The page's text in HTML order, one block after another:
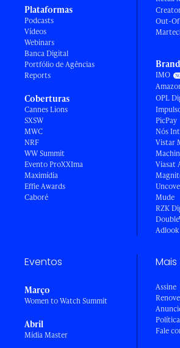
Plataformas
Podcasts
Vídeos
Webinars
Banca Digital
Portfólio de Agências
Reports
Coberturas
Cannes Lions
SXSW
MWC
NRF
WW Summit
Evento ProXXIma
Maximídia
Effie Awards
Caboré
Out-
IMO
OPL
PicPay
Nós
Vistar
Viasat
Mude
RZK
Adlook
Eventos
Março
Women to Watch Summit
Abril
Mídia Master
Mais
Assine
Renove
Fale